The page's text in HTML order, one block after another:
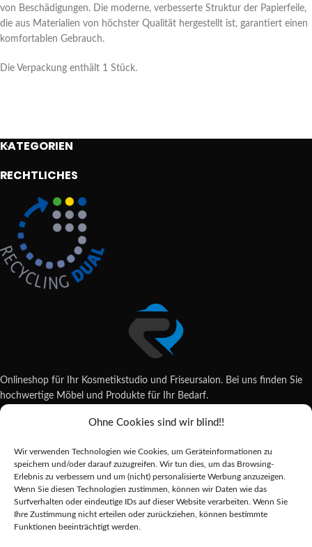
Ohne Cookies sind wir blind!!
Wir verwenden Technologien wie Cookies, um Geräteinformationen zu
speichern und/oder darauf zuzugreifen. Wir tun dies, um das Browsing-
Erlebnis zu verbessern und um (nicht) personalisierte Werbung anzuzeigen.
Wenn Sie diesen Technologien zustimmen, können wir Daten wie das
Surfverhalten oder eindeutige IDs auf dieser Website verarbeiten. Wenn Sie
Ihre Zustimmung nicht erteilen oder zurückziehen, können bestimmte
Funktionen beeinträchtigt werden.
von Beschädigungen. Die moderne, verbesserte Struktur der Papierfeile,
die aus Materialien von höchster Qualität hergestellt ist, garantiert einen
komfortablen Gebrauch.
Die Verpackung enthält 1 Stück.
KATEGORIEN
RECHTLICHES
Onlineshop für Ihr Kosmetikstudio und Friseursalon. Bei uns finden Sie
hochwertige Möbel und Produkte für Ihr Bedarf.
Wildsachsener Str. 6, 65207 Wiesbaden
shop@reda-shop.de
REDA SHOP - Hochwertige Studio Ausstattung
2025.
Alle Preise inkl. der gesetzlichen MwSt.